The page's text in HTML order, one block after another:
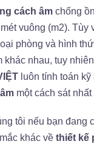
cách âm chống
vuông (m2). Tùy
phòng và hình
khác nhau, tuy
luôn tính toán
một cách sát
tôi nếu bạn đang
khác về thiết kế